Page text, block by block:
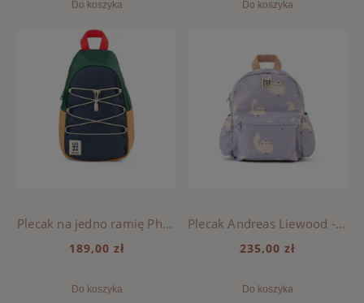
Do koszyka Do koszyka
Plecak na jedno ramię Phoenix Liewood - CLASSIC NAVY MULTI MIX
189,00 zł
Do koszyka
Plecak Andreas Liewood - CAT / WARM LILAC
235,00 zł
Do koszyka